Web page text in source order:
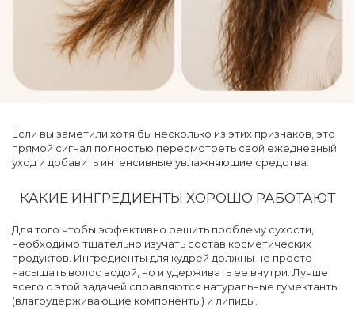
Если вы заметили хотя бы несколько из этих признаков, это
прямой сигнал полностью пересмотреть свой ежедневный
уход и добавить интенсивные увлажняющие средства.
КАКИЕ ИНГРЕДИЕНТЫ ХОРОШО РАБОТАЮТ
Для того чтобы эффективно решить проблему сухости,
необходимо тщательно изучать состав косметических
продуктов. Ингредиенты для кудрей должны не просто
насыщать волос водой, но и удерживать ее внутри. Лучше
всего с этой задачей справляются натуральные гумектанты
(влагоудерживающие компоненты) и липиды.